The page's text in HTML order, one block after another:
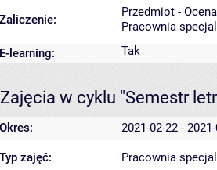
Zaliczenie:
Przedmiot - Ocena
Pracownia
E-learning:
Tak
Zajęcia w cyklu "Semestr
Okres: 2021-02-22 -
Typ zajęć: Pracownia